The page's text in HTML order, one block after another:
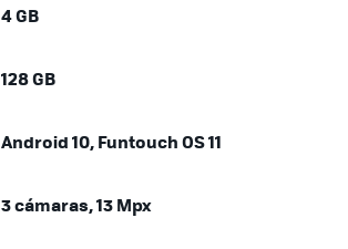
4 GB
128 GB
Android 10, Funtouch OS 11
3 cámaras, 13 Mpx